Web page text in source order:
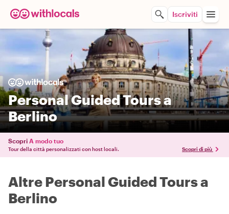
Iscriviti
Personal Guided Tours a
Berlino
Scopri A modo tuo
Tour della città personalizzati con host locali. Scopri di più
Altre Personal Guided Tours a
Berlino